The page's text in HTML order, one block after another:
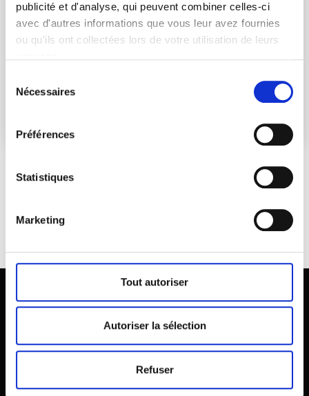
publicité et d'analyse, qui peuvent combiner celles-ci
avec d'autres informations que vous leur avez fournies
ou qu'ils ont collectées lors de votre utilisation de leurs
Nécessaires
Préférences
Statistiques
Marketing
Tout autoriser
Autoriser la sélection
Refuser
Des vins biologiques de caractère, portés par la